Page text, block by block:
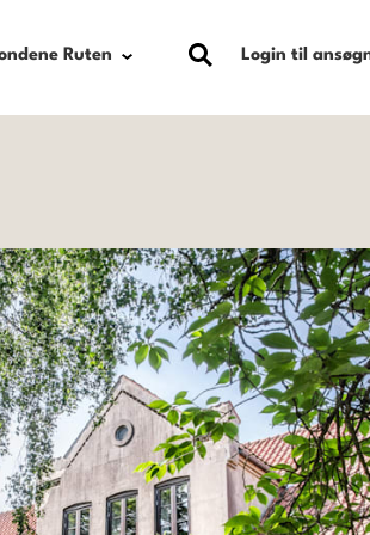
Ruten Login til
Købmand